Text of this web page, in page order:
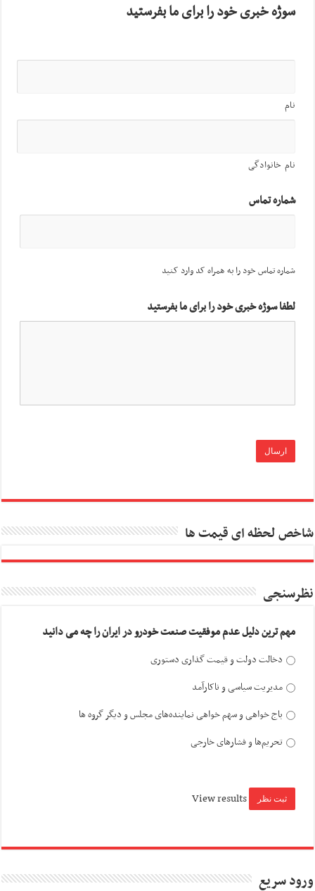
سوژه خبری خود را برای ما بفرستید
نام
نام خانوادگی
شماره تماس
شماره تماس خود را به همراه کد وارد کنید
لطفا سوژه خبری خود را برای ما بفرستید
شاخص لحظه ای قیمت ها
نظرسنجی
مهم ترین دلیل عدم موفقیت صنعت خودرو در ایران را چه می دانید
دخالت دولت و قیمت گذاری دستوری
مدیریت سیاسی و ناکارآمد
باج خواهی و سهم خواهی نماینده‌های مجلس و دیگر گروه ها
تحریم‌ها و فشارهای خارجی
View results
ورود سریع